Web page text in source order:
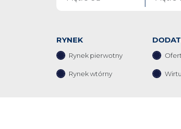
RYNEK
Rynek pierwotny
Rynek wtórny